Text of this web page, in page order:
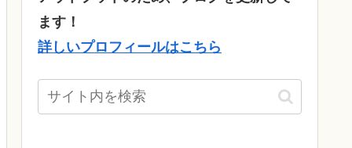
ます！
詳しいプロフィールはこちら